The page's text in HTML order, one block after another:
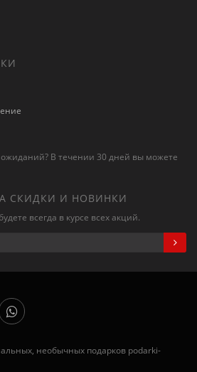
В течении 30 дней вы можете
СКИДКИ И НОВИНКИ
всегда в курсе всех акций.
необычных подарков podarki-